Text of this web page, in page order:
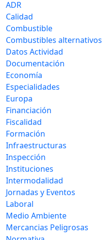
ADR
Calidad
Combustible
Combustibles alternativos
Datos Actividad
Documentación
Economía
Especialidades
Europa
Financiación
Fiscalidad
Formación
Infraestructuras
Inspección
Instituciones
Intermodalidad
Jornadas y Eventos
Laboral
Medio Ambiente
Mercancias Peligrosas